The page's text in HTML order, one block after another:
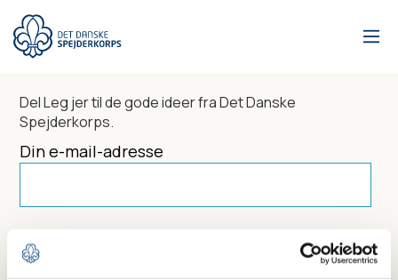
hovedindhold
DelLeg jer til de gode ideerfra Det Danske
Spejderkorps.
Din e-mail-adresse
Dit navn